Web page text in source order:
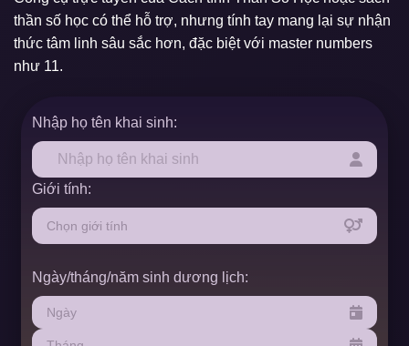
thần số học có thể hỗ trợ, nhưng tính tay mang lại sự nhận
thức tâm linh sâu sắc hơn, đặc biệt với master numbers
như 11.
Nhập họ tên khai sinh:
Giới tính:
Ngày/tháng/năm sinh dương lịch: